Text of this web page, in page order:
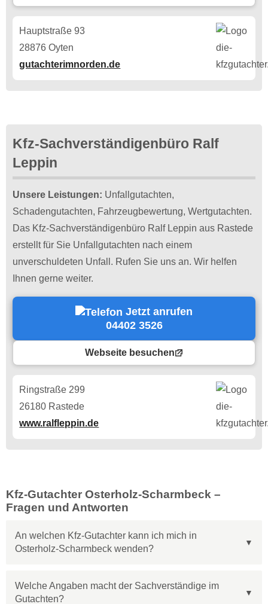
Hauptstraße 93
28876 Oyten
gutachterimnorden.de
Kfz-Sachverständigenbüro Ralf
Leppin
Unsere Leistungen: Unfallgutachten,
Schadengutachten, Fahrzeugbewertung, Wertgutachten.
Das Kfz-Sachverständigenbüro Ralf Leppin aus Rastede
erstellt für Sie Un­fall­gut­achten nach einem
unverschuldeten Unfall. Rufen Sie uns an. Wir helfen
Ihnen gerne weiter.
Jetzt anrufen
04402 3526
Webseite besuchen
Ringstraße 299
26180 Rastede
www.ralfleppin.de
Kfz-Gutachter Osterholz-Scharmbeck –
Fragen und Antworten
An welchen Kfz-Gutachter kann ich mich in
Osterholz-Scharmbeck wenden?
Welche Angaben macht der Sachverständige im
Gutachten?